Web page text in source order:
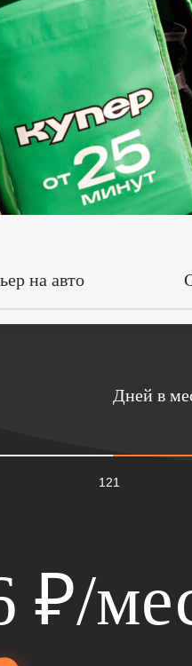
на авто
12
Дней в
1
₽/